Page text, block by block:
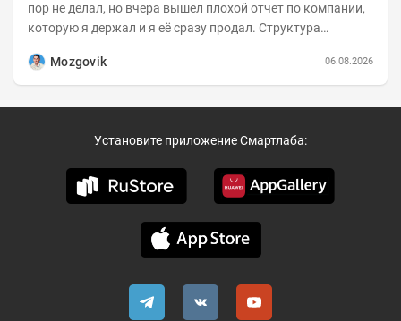
пор не делал, но вчера вышел плохой отчет по компании,
которую я держал и я её сразу продал. Структура
Mozgovik
06.08.2026
Установите приложение Смартлаба: